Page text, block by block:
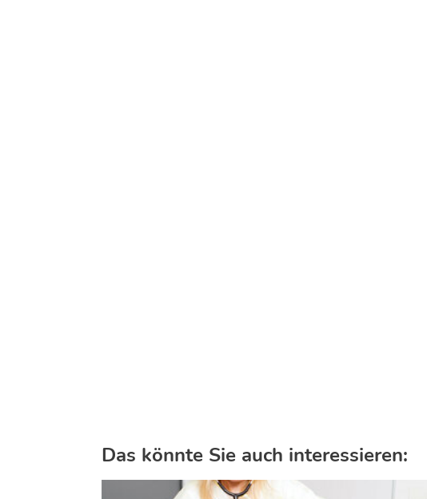
Das könnte Sie auch interessieren: